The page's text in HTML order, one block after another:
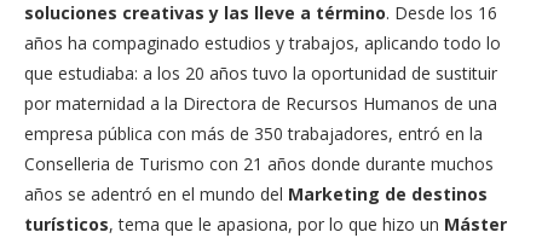
soluciones creativas y las lleve a término. Desde los 16
años ha compaginado estudios y trabajos, aplicando todo lo
que estudiaba: a los 20 años tuvo la oportunidad de sustituir
por maternidad a la Directora de Recursos Humanos de una
empresa pública con más de 350 trabajadores, entró en la
Conselleria de Turismo con 21 años donde durante muchos
años se adentró en el mundo del Marketing de destinos
turísticos, tema que le apasiona, por lo que hizo un Máster